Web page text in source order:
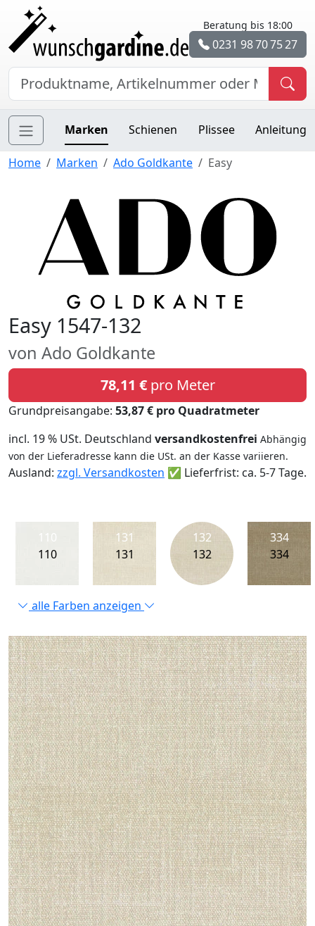
Beratung bis 18:00
0231 98 70 75 27
Marken Schienen Plissee Anleitung
Home Marken Ado Goldkante Easy
Easy 1547-132
von Ado Goldkante
78,11 €pro Meter
Grundpreisangabe: 53,87 € pro Quadratmeter
incl. 19 % USt. Deutschland versandkostenfrei Abhängig
von der Lieferadresse kann die USt. an der Kasse variieren.
Ausland: zzgl. Versandkosten ✅ Lieferfrist: ca. 5-7 Tage.
110
110
131
131
132
132
334
334
alle Farben anzeigen